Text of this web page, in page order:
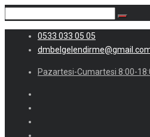
0533 033 05 05
Pazartesi-Cumartesi 8:00-